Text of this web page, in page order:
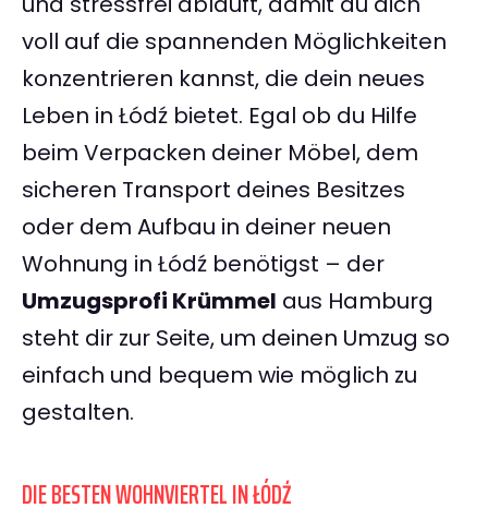
voll auf die spannenden Möglichkeiten
konzentrieren kannst, die dein neues
Leben in Łódź bietet. Egal ob du Hilfe
beim Verpacken deiner Möbel, dem
sicheren Transport deines Besitzes
oder dem Aufbau in deiner neuen
Wohnung in Łódź benötigst – der
Umzugsprofi Krümmel aus Hamburg
steht dir zur Seite, um deinen Umzug so
einfach und bequem wie möglich zu
gestalten.
DIE BESTEN WOHNVIERTEL IN ŁÓDŹ